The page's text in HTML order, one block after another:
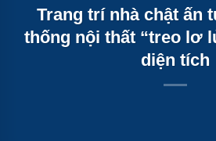
Trang trí nhà chật ấn
thống nội thất “treo lơ
diện tích